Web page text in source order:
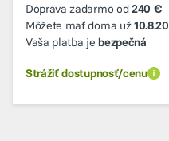
Doprava zadarmo od240 €
Môžete mať doma už
Vaša platba jebezpečná
Strážiť dostupnosť/cenu